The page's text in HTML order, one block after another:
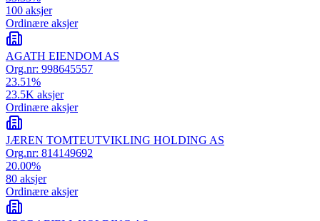
100 aksjer
Ordinære aksjer
AGATH EIENDOM AS
Org.nr: 998645557
23.51%
23.5K aksjer
Ordinære aksjer
JÆREN TOMTEUTVIKLING HOLDING AS
Org.nr: 814149692
20.00%
80 aksjer
Ordinære aksjer